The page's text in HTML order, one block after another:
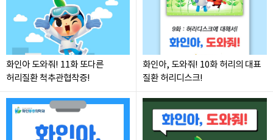
화인아 도와줘! 11화 또다른
허리질환 척추관협착증!
화인아, 도와줘! 10화 허리의 대표
질환 허리디스크!